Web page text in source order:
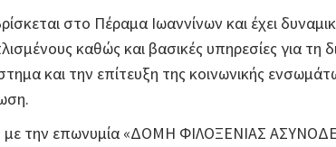
στο Πέραμα Ιωαννίνων και έχει
καθώς και βασικές υπηρεσίες για τη
και την επίτευξη της κοινωνικής
με την επωνυμία «ΔΟΜΗ ΦΙΛΟΞΕΝΙΑΣ